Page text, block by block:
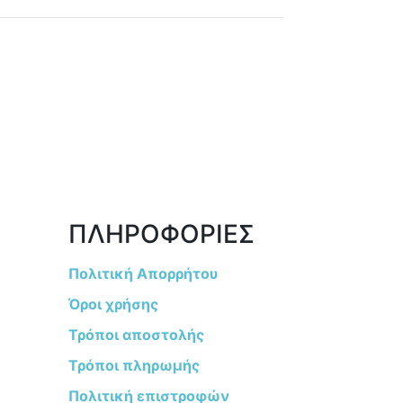
ΠΛΗΡΟΦΟΡΙΕΣ
Πολιτική Απορρήτου
Όροι χρήσης
Τρόποι αποστολής
Τρόποι πληρωμής
Πολιτική επιστροφών